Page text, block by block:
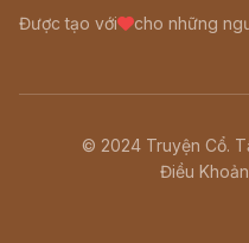
Được tạo với cho những
© 2024 Truyện Cổ.
Điều Khoản